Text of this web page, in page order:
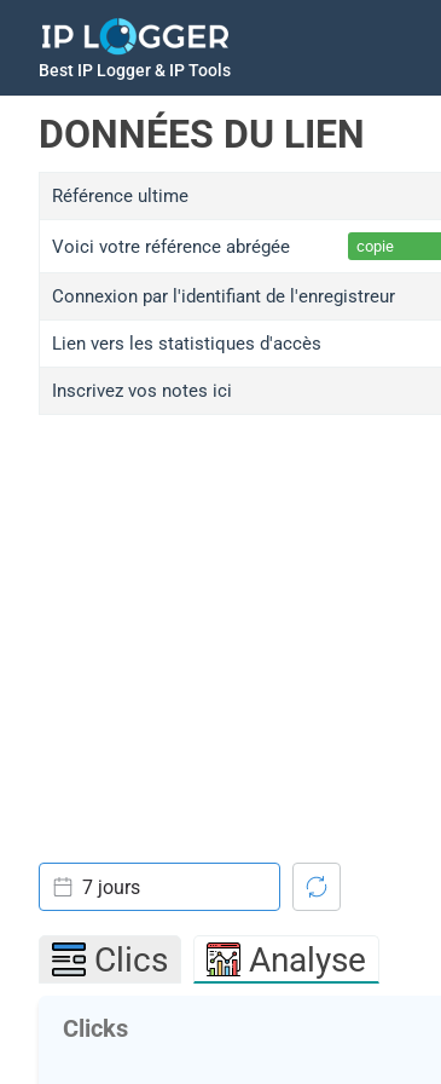
Best IP Logger & IP Tools
DONNÉES DU LIEN
Référence ultime
Voici votre référence abrégée copie
Connexion par l'identifiant de l'enregistreur
Lien vers les statistiques d'accès
Inscrivez vos notes ici
7 jours
Clics Analyse
Clicks